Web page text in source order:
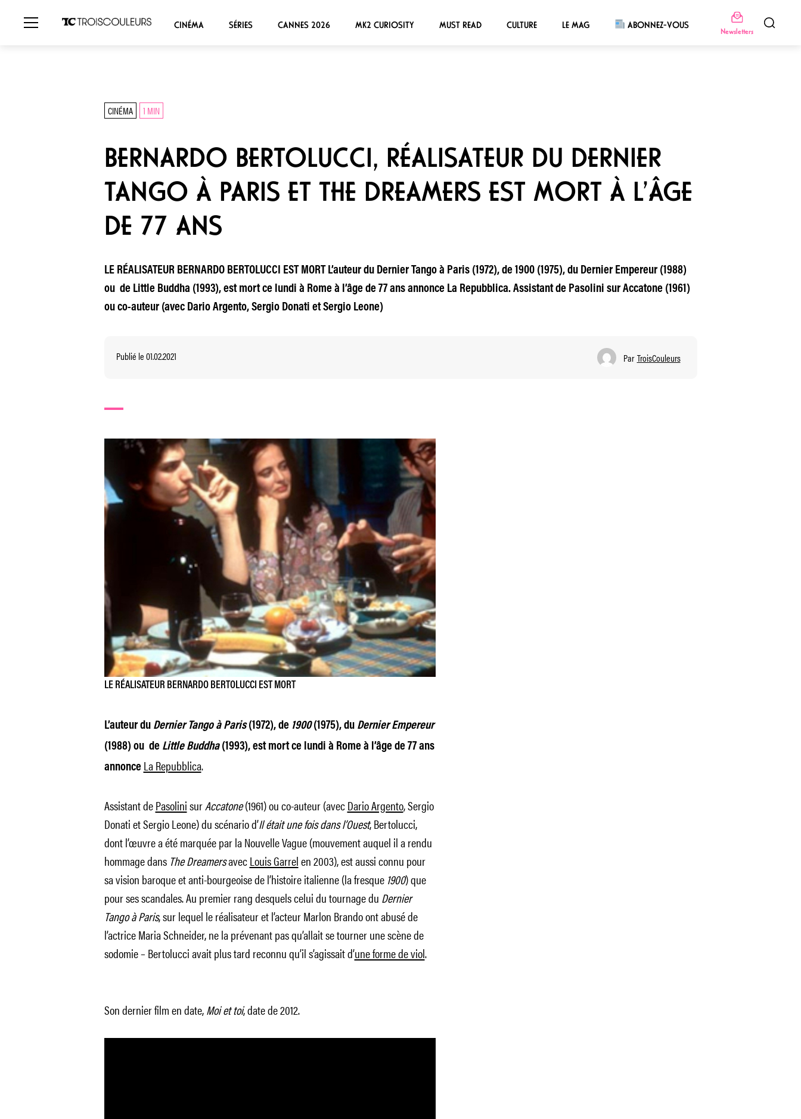
CINÉMA SÉRIES CANNES 2026 MK2 CURIOSITY MUST READ CULTURE LE MAG ABONNEZ-VOUS
Newsletters
CINÉMA 1 MIN
BERNARDO BERTOLUCCI, RÉALISATEUR DU DERNIER
TANGO À PARIS ET THE DREAMERS EST MORT À L’ÂGE
DE 77 ANS
LE RÉALISATEUR BERNARDO BERTOLUCCI EST MORT L’auteur du Dernier Tango à Paris (1972), de 1900 (1975), du Dernier Empereur (1988)
ou de Little Buddha (1993), est mort ce lundi à Rome à l’âge de 77 ans annonce La Repubblica. Assistant de Pasolini sur Accatone (1961)
ou co-auteur (avec Dario Argento, Sergio Donati et Sergio Leone)
Publié le 01.02.2021 Par TroisCouleurs
LE RÉALISATEUR BERNARDO BERTOLUCCI EST MORT
L’auteur du Dernier Tango à Paris(1972), de 1900(1975), du Dernier Empereur
(1988) ou de Little Buddha(1993), est mort ce lundi à Rome à l’âge de 77 ans
annonce La Repubblica.
Assistant dePasolinisurAccatone(1961) ou co-auteur (avecDario Argento, Sergio
Donati et Sergio Leone) du scénario d’Il était une fois dans l’Ouest, Bertolucci,
dont l’œuvre a été marquée par la Nouvelle Vague (mouvement auquel il a rendu
hommage dans The DreamersavecLouis Garrelen 2003), est aussi connu pour
sa vision baroque et anti-bourgeoise de l’histoire italienne (la fresque 1900) que
pour ses scandales. Au premier rang desquels celui du tournage du Dernier
Tango à Paris, sur lequel le réalisateur et l’acteur Marlon Brando ont abusé de
l’actrice Maria Schneider, ne la prévenant pas qu’allait se tourner une scène de
sodomie – Bertolucci avait plus tard reconnu qu’il s’agissait d’une forme de viol.
Son dernier film en date,Moi et toi, date de 2012.